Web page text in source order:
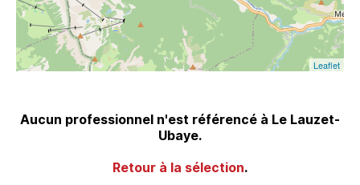
Leaflet
Aucun professionnel n'est référencé à Le Lauzet-
Ubaye.
Retour à la sélection.